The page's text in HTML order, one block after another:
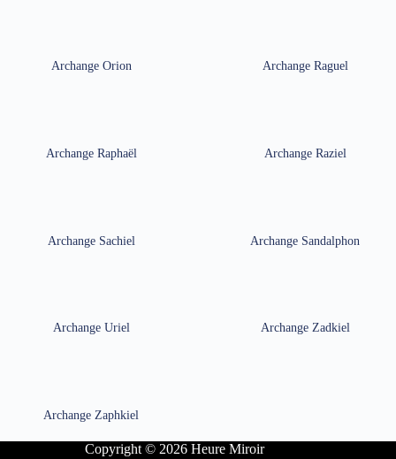
Archange Orion Archange Raguel
Archange Raphaël Archange Raziel
Archange Sachiel Archange Sandalphon
Archange Uriel Archange Zadkiel
Archange Zaphkiel
Copyright © 2026 Heure Miroir